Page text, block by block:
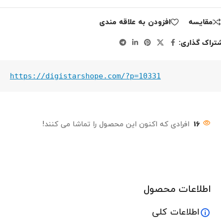
مقايسه
افزودن به علاقه مندی
گذاری:
https://digistarshope.com/?p=10331
16 افرادی که اکنون این محصول را تماشا می کنند!
اطلاعات محصول
اطلاعات کلی